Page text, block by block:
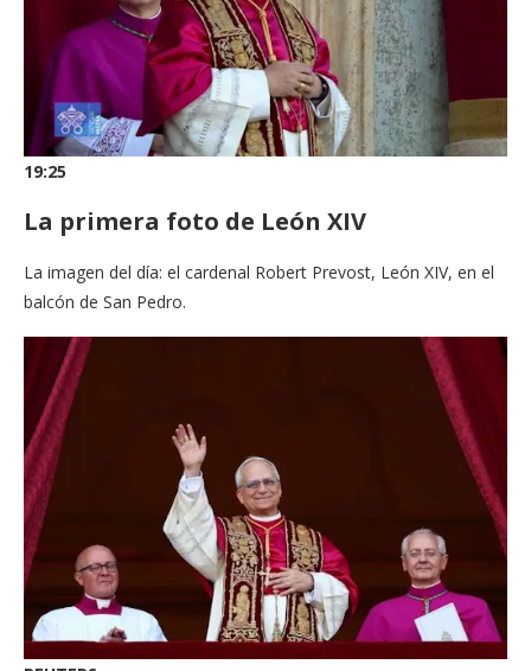
19:25
La primera foto de León XIV
La imagen del día: el cardenal Robert Prevost, León XIV, en el
balcón de San Pedro.